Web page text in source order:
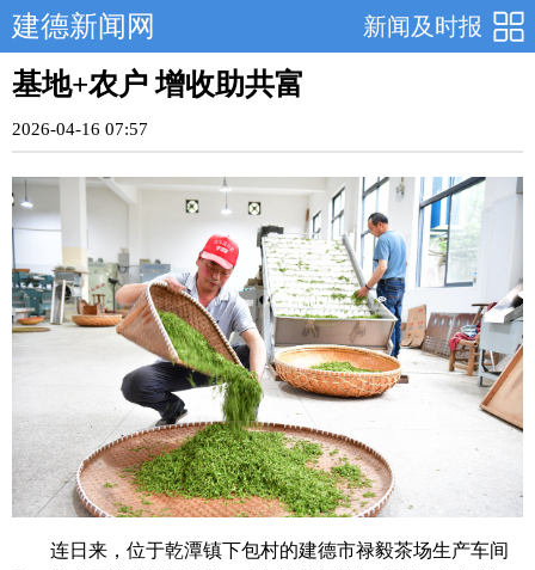
新闻及时报
建德新闻网
基地+农户 增收助共富
2026-04-16 07:57
连日来，位于乾潭镇下包村的建德市禄毅茶场生产车间